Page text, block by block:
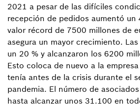
2021 a pesar de las difíciles
recepción de pedidos aumentó un
valor récord de 7500 millones de
asegura un mayor crecimiento.
un 20 % y alcanzaron los 6200
Esto coloca de nuevo a la
tenía antes de la crisis durante el
pandemia. El número de
hasta alcanzar unos 31.100 en